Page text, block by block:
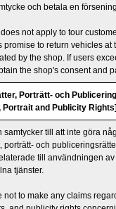
och betala en
not apply to tour
promise to return vehicles at
by the shop. If users
the shop's consent and
Porträtt- och
Portrait and Publicity
samtycker till att inte göra
porträtt- och
till användningen
tjänster.
not to make any claims